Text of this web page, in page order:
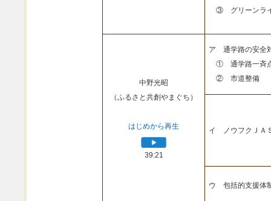
③ グリーンライ
中野光昭
（ふるさと共創やまぐち）
はじめから再生
39:21
ア 通学路の安全
① 通学路一斉
② 市道整備
イ ノウフクＪＡ
ウ 包括的支援体